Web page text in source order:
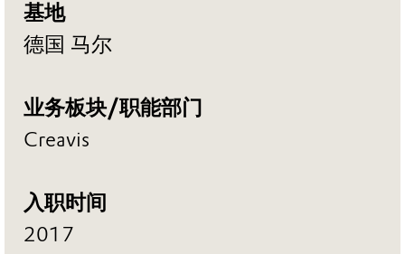
基地
德国 马尔
业务板块/职能部门
Creavis
入职时间
2017